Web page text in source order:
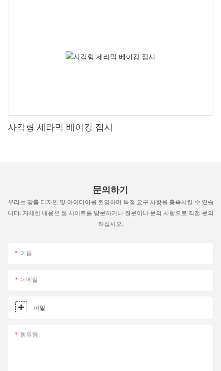
사각형 세라믹 베이킹 접시
문의하기
우리는 맞춤 디자인 및 아이디어를 환영하며 특정 요구 사항을 충족시킬 수 있습
니다. 자세한 내용은 웹 사이트를 방문하거나 질문이나 문의 사항으로 직접 문의
하십시오.
이름
이메일
파일
함유량